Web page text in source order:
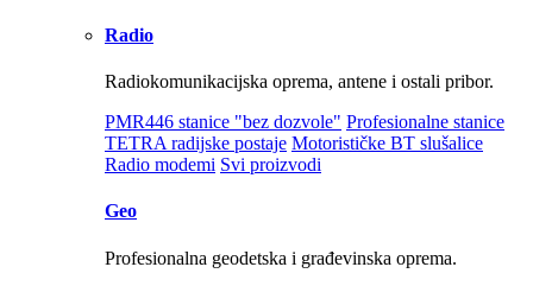
Radio
Radiokomunikacijska oprema, antene i ostali pribor.
PMR446 stanice "bez dozvole" Profesionalne stanice
TETRA radijske postaje Motorističke BT slušalice
Radio modemi Svi proizvodi
Geo
Profesionalna geodetska i građevinska oprema.